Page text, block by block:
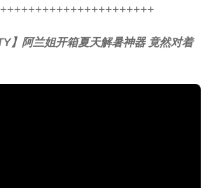
】阿兰姐开箱夏天解暑神器 竟然对着